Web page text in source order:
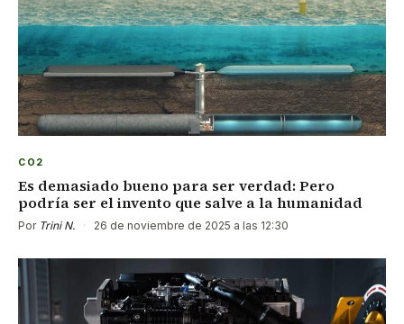
CO2
Es demasiado bueno para ser verdad: Pero
podría ser el invento que salve a la humanidad
Por Trini N. · 26 de noviembre de 2025 a las 12:30